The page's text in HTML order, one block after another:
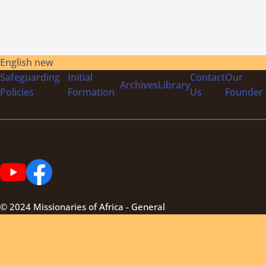
English new
Safeguarding
Policies
Initial
Formation
ArchivesLibrary
Contact
Us
Our
Founder
© 2024 Missionaries of Africa - General